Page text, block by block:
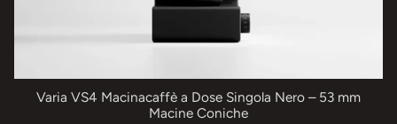
Varia VS4 Macinacaffè a Dose Singola Nero – 53 mm
Macine Coniche